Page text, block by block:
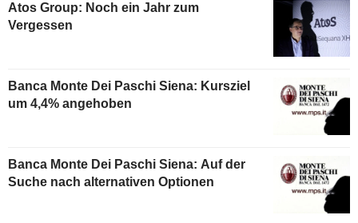
Atos Group: Noch ein Jahr zum
Vergessen
Banca Monte Dei Paschi Siena: Kursziel
um 4,4% angehoben
Banca Monte Dei Paschi Siena: Auf der
Suche nach alternativen Optionen